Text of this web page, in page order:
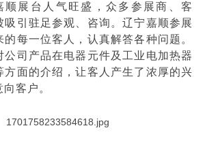
顺展台人气旺盛，众多参展商、客
吸引驻足参观、咨询。辽宁嘉顺参展
的每一位客人，认真解答各种问题。
公司产品在电器元件及工业电加热器
方面的介绍，让客人产生了浓厚的兴
客户。